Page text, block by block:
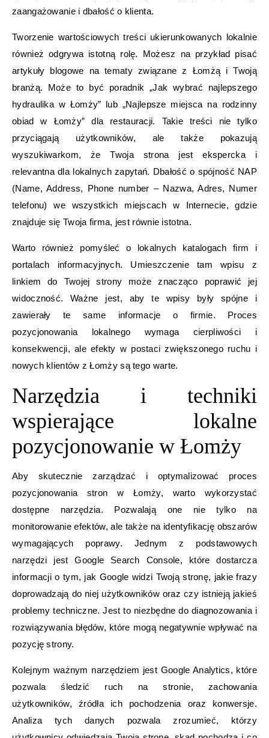
zaangażowanie i dbałość o klienta.
Tworzenie wartościowych treści ukierunkowanych lokalnie
również odgrywa istotną rolę. Możesz na przykład pisać
artykuły blogowe na tematy związane z Łomżą i Twoją
branżą. Może to być poradnik „Jak wybrać najlepszego
hydraulika w Łomży” lub „Najlepsze miejsca na rodzinny
obiad w Łomży” dla restauracji. Takie treści nie tylko
przyciągają użytkowników, ale także pokazują
wyszukiwarkom, że Twoja strona jest ekspercka i
relevantna dla lokalnych zapytań. Dbałość o spójność NAP
(Name, Address, Phone number – Nazwa, Adres, Numer
telefonu) we wszystkich miejscach w Internecie, gdzie
znajduje się Twoja firma, jest równie istotna.
Warto również pomyśleć o lokalnych katalogach firm i
portalach informacyjnych. Umieszczenie tam wpisu z
linkiem do Twojej strony może znacząco poprawić jej
widoczność. Ważne jest, aby te wpisy były spójne i
zawierały te same informacje o firmie. Proces
pozycjonowania lokalnego wymaga cierpliwości i
konsekwencji, ale efekty w postaci zwiększonego ruchu i
nowych klientów z Łomży są tego warte.
Narzędzia i techniki
wspierające lokalne
pozycjonowanie w Łomży
Aby skutecznie zarządzać i optymalizować proces
pozycjonowania stron w Łomży, warto wykorzystać
dostępne narzędzia. Pozwalają one nie tylko na
monitorowanie efektów, ale także na identyfikację obszarów
wymagających poprawy. Jednym z podstawowych
narzędzi jest Google Search Console, które dostarcza
informacji o tym, jak Google widzi Twoją stronę, jakie frazy
doprowadzają do niej użytkowników oraz czy istnieją jakieś
problemy techniczne. Jest to niezbędne do diagnozowania i
rozwiązywania błędów, które mogą negatywnie wpływać na
pozycję strony.
Kolejnym ważnym narzędziem jest Google Analytics, które
pozwala śledzić ruch na stronie, zachowania
użytkowników, źródła ich pochodzenia oraz konwersje.
Analiza tych danych pozwala zrozumieć, którzy